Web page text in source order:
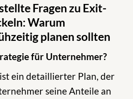
Fragen zu Exit-
Warum
planen sollten
für Unternehmer?
ein detaillierter Plan, der
seine Anteile an